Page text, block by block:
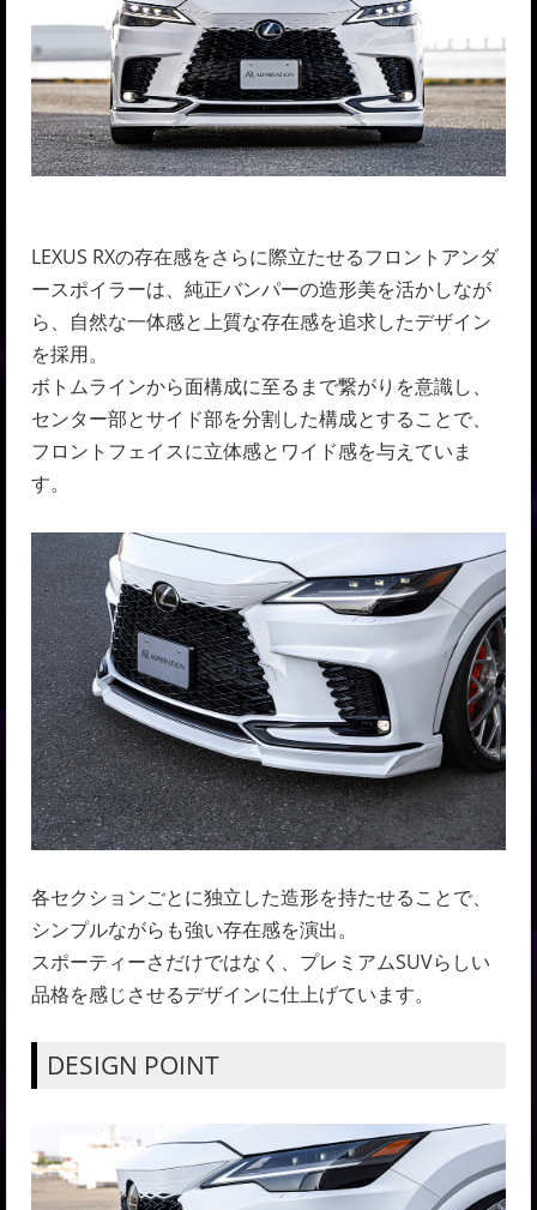
LEXUS RXの存在感をさらに際立たせるフロントアンダ
ースポイラーは、純正バンパーの造形美を活かしなが
ら、自然な一体感と上質な存在感を追求したデザイン
を採用。
ボトムラインから面構成に至るまで繋がりを意識し、
センター部とサイド部を分割した構成とすることで、
フロントフェイスに立体感とワイド感を与えていま
す。
各セクションごとに独立した造形を持たせることで、
シンプルながらも強い存在感を演出。
スポーティーさだけではなく、プレミアムSUVらしい
品格を感じさせるデザインに仕上げています。
DESIGN POINT